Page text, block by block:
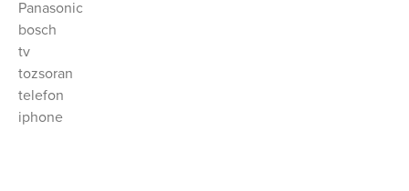
Panasonic
bosch
tv
tozsoran
telefon
iphone